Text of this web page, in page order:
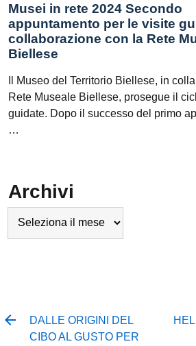
Musei in rete 2024 Secondo
appuntamento per le visite
collaborazione con la Rete
Biellese
Il Museo del Territorio Biellese, in
Rete Museale Biellese, prosegue il
guidate. Dopo il successo del primo
…
Archivi
DALLE ORIGINI DEL
CIBO AL GUSTO PER